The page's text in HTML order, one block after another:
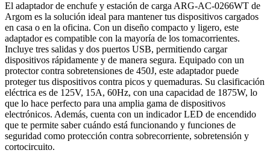
El adaptador de enchufe y estación de carga ARG-AC-0266WT de
Argom es la solución ideal para mantener tus dispositivos cargados
en casa o en la oficina. Con un diseño compacto y ligero, este
adaptador es compatible con la mayoría de los tomacorrientes.
Incluye tres salidas y dos puertos USB, permitiendo cargar
dispositivos rápidamente y de manera segura. Equipado con un
protector contra sobretensiones de 450J, este adaptador puede
proteger tus dispositivos contra picos y quemaduras. Su clasificación
eléctrica es de 125V, 15A, 60Hz, con una capacidad de 1875W, lo
que lo hace perfecto para una amplia gama de dispositivos
electrónicos. Además, cuenta con un indicador LED de encendido
que te permite saber cuándo está funcionando y funciones de
seguridad como protección contra sobrecorriente, sobretensión y
cortocircuito.